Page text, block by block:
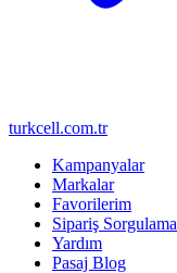
turkcell.com.tr
Kampanyalar
Markalar
Favorilerim
Sipariş Sorgulama
Yardım
Pasaj Blog